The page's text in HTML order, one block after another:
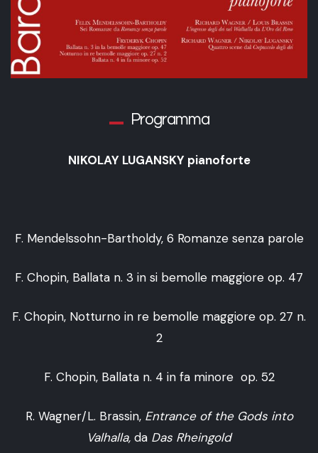
Programma
NIKOLAY LUGANSKY pianoforte
F. Mendelssohn-Bartholdy, 6 Romanze senza parole
F. Chopin, Ballata n. 3 in si bemolle maggiore op. 47
F. Chopin, Notturno in re bemolle maggiore op. 27 n.
2
F. Chopin, Ballata n. 4 in fa minore op. 52
R. Wagner/L. Brassin, Entrance of the Gods into
Valhalla, da Das Rheingold